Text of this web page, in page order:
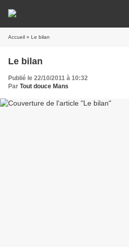
Accueil » Le bilan
Le bilan
Publié le 22/10/2011 à 10:32
Par Tout douce Mans